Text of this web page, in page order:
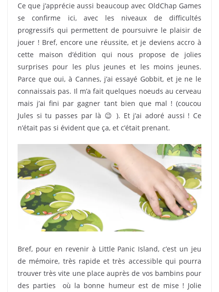
Ce que j’apprécie aussi beaucoup avec OldChap Games
se confirme ici, avec les niveaux de difficultés
progressifs qui permettent de poursuivre le plaisir de
jouer ! Bref, encore une réussite, et je deviens accro à
cette maison d’édition qui nous propose de jolies
surprises pour les plus jeunes et les moins jeunes.
Parce que oui, à Cannes, j’ai essayé Gobbit, et je ne le
connaissais pas. Il m’a fait quelques noeuds au cerveau
mais j’ai fini par gagner tant bien que mal ! (coucou
Jules si tu passes par là 😉 ). Et j’ai adoré aussi ! Ce
n’était pas si évident que ça, et c’était prenant.
Bref, pour en revenir à Little Panic Island, c’est un jeu
de mémoire, très rapide et très accessible qui pourra
trouver très vite une place auprès de vos bambins pour
des parties où la bonne humeur est de mise ! Jolie